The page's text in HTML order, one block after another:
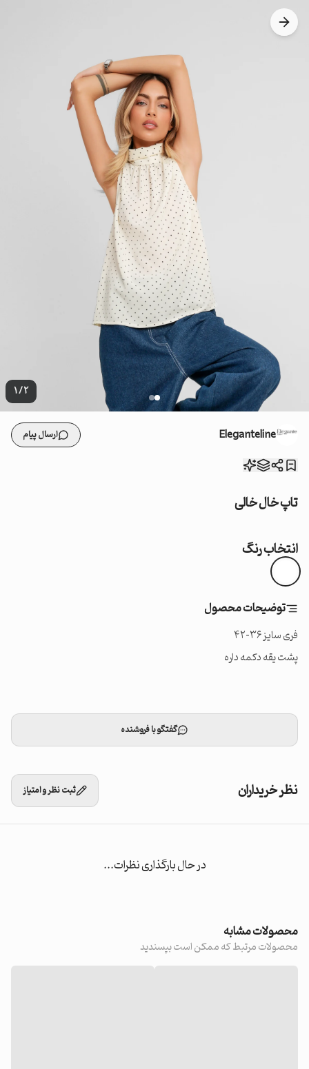
2
/
1
Eleganteline ارسال پیام
تاپ خال خالی
انتخاب رنگ
توضیحات محصول
پشت یقه دکمه داره
گفتگو با فروشنده
نظر خریداران ثبت نظر و امتیاز
در حال بارگذاری نظرات...
محصولات مشابه
محصولات مرتبط که ممکن است بپسندید